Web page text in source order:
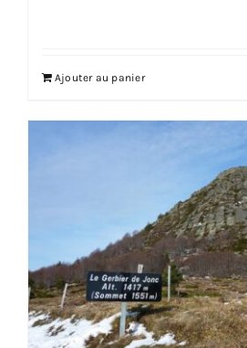
Ajouter au panier